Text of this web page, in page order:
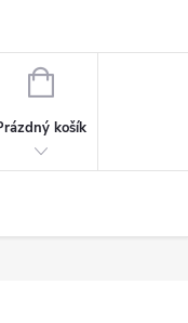
NÁKUPNÍ
košík